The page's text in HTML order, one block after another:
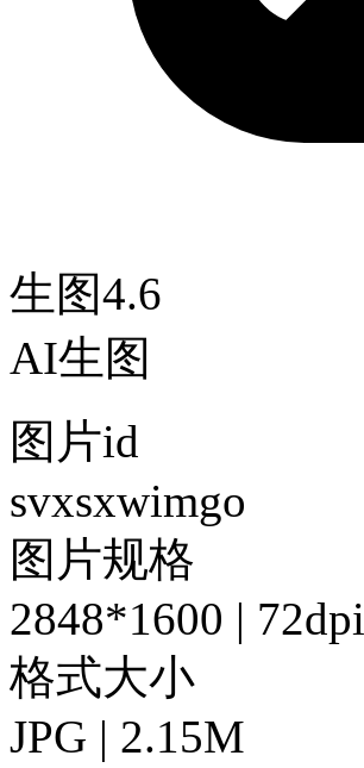
生图4.6
AI生图
图片id
svxsxwimgo
图片规格
2848*1600 | 72dpi
格式大小
JPG | 2.15M